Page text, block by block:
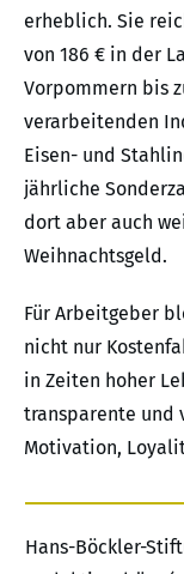
erheblich. Sie
von 186 € in der
Vorpommern bis
verarbeitenden
Eisen- und
jährliche
dort aber auch
Weihnachtsgeld.
Für Arbeitgeber
nicht nur
in Zeiten hoher
transparente und
Motivation,
Hans-Böckler-